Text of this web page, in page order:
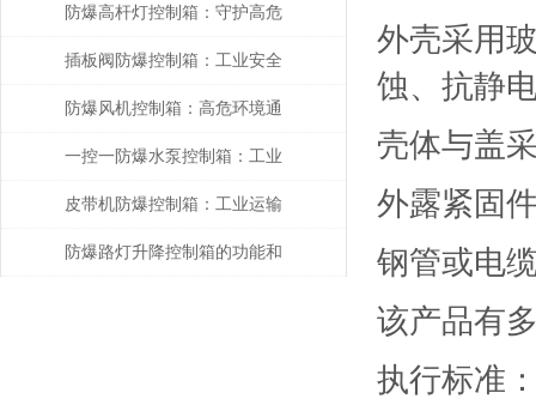
外壳采用
蚀、抗静
壳体与盖
外露紧固
钢管或电
该产品有
执行标准
的核心技术指标与选型策略
防爆高杆灯控制箱：守护高危
环境的光明中枢
插板阀防爆控制箱：工业安全
的关键守护者
防爆风机控制箱：高危环境通
风系统的核心控制单元
一控一防爆水泵控制箱：工业
安全的智能守护者
皮带机防爆控制箱：工业运输
的智能安全管家
防爆路灯升降控制箱的功能和